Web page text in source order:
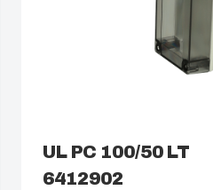
UL PC 100/50 LT
6412902